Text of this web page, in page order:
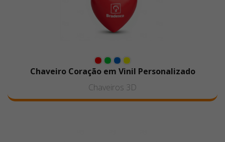
Chaveiro Coração em Vinil Personalizado
Chaveiros 3D